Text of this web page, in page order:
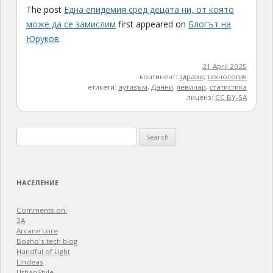
The post Една епидемия сред децата ни, от която
може да се замислим first appeared on Блогът на
Юруков.
21 April 2025
континент:здраве,технология
етикети: аутизъм,Данни,левичар, статистика
лиценз: CC BY-SA
for:
НАСЕЛЕНИЕ
Comments on:
2A
Arcane Lore
Bozho's tech blog
Handful of Light
Lindeas